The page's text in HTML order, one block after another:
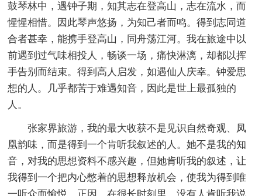
鼓琴林中，遇钟子期，知其志在登高山，志在流水，而
惺惺相惜。因此琴声悠扬，为知己者而鸣。得到志同道
合者甚幸，能携手登高山，同舟荡江河。我在旅途中以
前遇到过气味相投人，畅谈一场，痛快淋漓，却都以挥
手告别而结束。得到高人启发，如遇仙人庆幸。钟爱思
想的人。几乎都苦于难遇知音，因此是世上最孤独的
人。
张家界旅游，我的最大收获不是见识自然奇观、凤
凰韵味，而是得到一个肯听我叙述的人。她不是我的知
音，对我的思想资料不感兴趣，但她肯听我的叙述，让
我得到一个把内心憋着的思想释放机会，使我为得到唯